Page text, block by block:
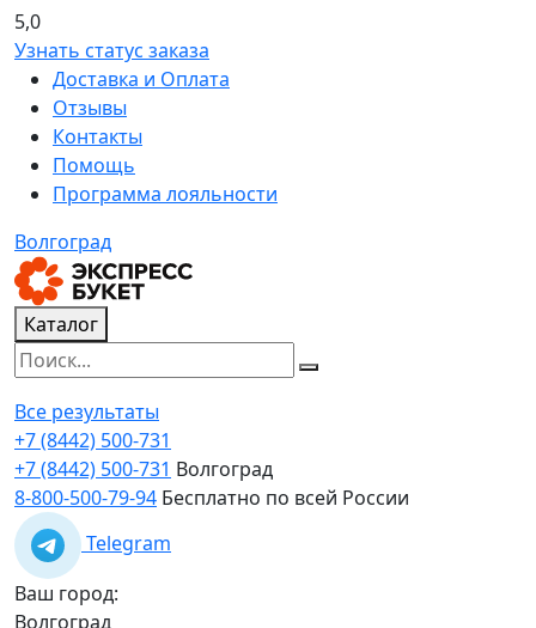
5,0
Узнать статус заказа
Доставка и Оплата
Отзывы
Контакты
Помощь
Программа лояльности
Волгоград
Каталог
Все результаты
+7 (8442) 500-731
+7 (8442) 500-731 Волгоград
8-800-500-79-94 Бесплатно по всей России
Telegram
Ваш город:
Волгоград